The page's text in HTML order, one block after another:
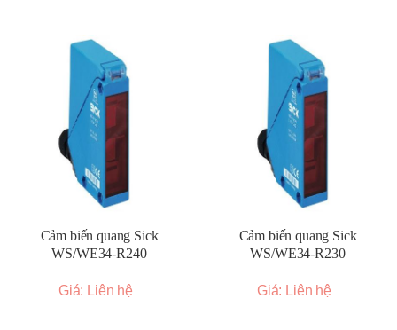
Cảm biến quang Sick
WS/WE34-R240
Giá: Liên hệ
Cảm biến quang Sick
WS/WE34-R230
Giá: Liên hệ